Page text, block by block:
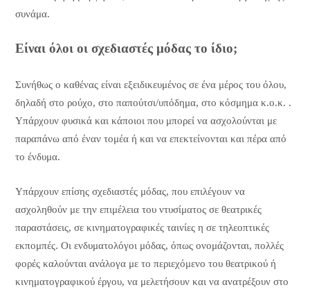
συνάμα.
Είναι όλοι οι σχεδιαστές μόδας το ίδιο;
Συνήθως ο καθένας είναι εξειδικευμένος σε ένα μέρος του όλου,
δηλαδή στο ρούχο, στο παπούτσι/υπόδημα, στο κόσμημα κ.ο.κ. .
Υπάρχουν φυσικά και κάποιοι που μπορεί να ασχολούνται με
παραπάνω από έναν τομέα ή και να επεκτείνονται και πέρα από
το ένδυμα.
Υπάρχουν επίσης σχεδιαστές μόδας, που επιλέγουν να
ασχοληθούν με την επιμέλεια του ντυσίματος σε θεατρικές
παραστάσεις, σε κινηματογραφικές ταινίες η σε τηλεοπτικές
εκπομπές. Οι ενδυματολόγοι μόδας, όπως ονομάζονται, πολλές
φορές καλούνται ανάλογα με το περιεχόμενο του θεατρικού ή
κινηματογραφικού έργου, να μελετήσουν και να ανατρέξουν στο